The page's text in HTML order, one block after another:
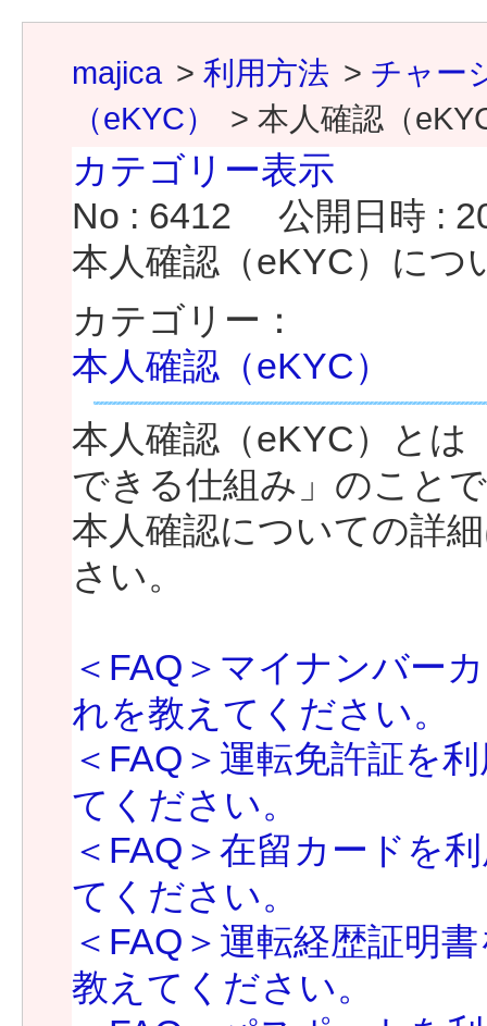
majica > 利用方法 > チャー
（eKYC）
> 本人確認（
カテゴリー表示
No : 6412
公開日時 :
本人確認（eKYC）につ
カテゴリー：
本人確認（eKYC）
本人確認（eKYC）とは
できる仕組み」のこと
本人確認についての詳
さい。
＜FAQ＞マイナンバー
れを教えてください。
＜FAQ＞運転免許証を
てください。
＜FAQ＞在留カードを
てください。
＜FAQ＞運転経歴証明
教えてください。